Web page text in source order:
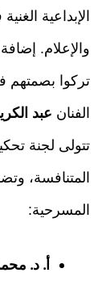
الإبداعية
والإعلام.
تركوا بصمتهم
الفنان عبد
تتولى لجنة
المتنافسة،
المسرحية:
أ. د.